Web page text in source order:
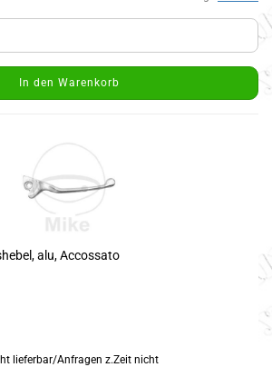
In den Warenkorb
alu, Accossato
z.Zeit nicht